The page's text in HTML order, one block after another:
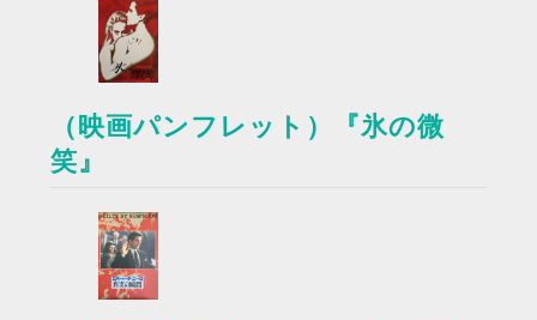
（映画パンフレット）『氷の微
笑』